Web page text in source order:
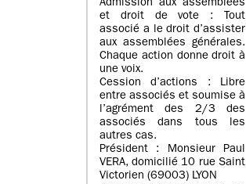
Admission aux assemblées
et droit de vote : Tout
associé a le droit d’assister
aux assemblées générales.
Chaque action donne droit à
une voix.
Cession d’actions : Libre
entre associés et soumise à
l’agrément des 2/3 des
associés dans tous les
autres cas.
Président : Monsieur Paul
VERA, domicilié 10 rue Saint
Victorien (69003) LYON